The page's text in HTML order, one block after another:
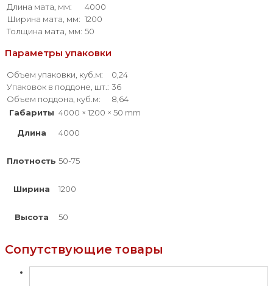
Длина мата, мм:
4000
Ширина мата, мм: 1200
Толщина мата, мм: 50
Параметры упаковки
Объем упаковки, куб.м:
0,24
Упаковок в поддоне, шт.: 36
Объем поддона, куб.м:
8,64
Габариты 4000 × 1200 × 50 mm
Длина 4000
Плотность 50-75
Ширина 1200
Высота 50
Сопутствующие товары